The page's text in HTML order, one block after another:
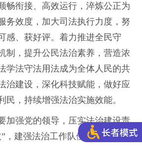
畅衔接、高效运行，淬炼公正为
务效度，加大司法执行力度，努
感、获好评。着力推进全民守
制，提升公民法治素养，营造浓
学法守法用法成为全体人民的共
治建设，深化科技赋能，做好应
民，持续增强法治实施效能。
加强党的领导，压实法治建设责
，建强法治工作队伍，以凝心聚